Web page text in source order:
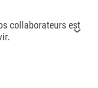
collaborateurs est